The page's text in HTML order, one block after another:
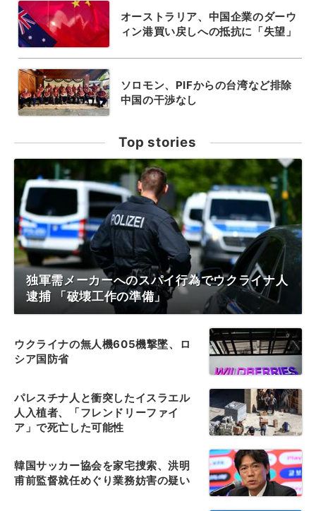
オーストラリア、中国企業のダーウ
ィン港買い戻しへの抵抗に「失望」
ソロモン、PIFからの台湾など排除
中国の干渉なし
Top stories
独軍需メーカーへのスパイ行為でウクライナ人
逮捕 「破壊工作の準備」
ウクライナの無人機605機撃墜、ロ
シア国防省
パレスチナ人と衝突したイスラエル
人入植者、「フレンドリーファイ
ア」で死亡した可能性
韓国サッカー協会を家宅捜索、洪明
甫前監督就任めぐり業務妨害の疑い